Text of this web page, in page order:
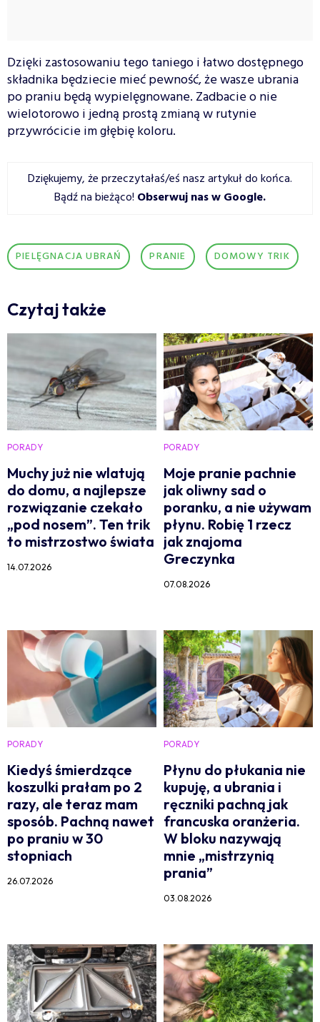
Dzięki zastosowaniu tego taniego i łatwo dostępnego
składnika będziecie mieć pewność, że wasze ubrania
po praniu będą wypielęgnowane. Zadbacie o nie
wielotorowo i jedną prostą zmianą w rutynie
przywrócicie im głębię koloru.
Dziękujemy, że przeczytałaś/eś nasz artykuł do końca.
Bądź na bieżąco! Obserwuj nas w Google.
PIELĘGNACJA UBRAŃ PRANIE DOMOWY TRIK
Czytaj także
PORADY
Muchy już nie wlatują
do domu, a najlepsze
rozwiązanie czekało
„pod nosem”. Ten trik
to mistrzostwo świata
14.07.2026
PORADY
Moje pranie pachnie
jak oliwny sad o
poranku, a nie używam
płynu. Robię 1 rzecz
jak znajoma
Greczynka
07.08.2026
PORADY
Kiedyś śmierdzące
koszulki prałam po 2
razy, ale teraz mam
sposób. Pachną nawet
po praniu w 30
stopniach
26.07.2026
PORADY
Płynu do płukania nie
kupuję, a ubrania i
ręczniki pachną jak
francuska oranżeria.
W bloku nazywają
mnie „mistrzynią
prania”
03.08.2026